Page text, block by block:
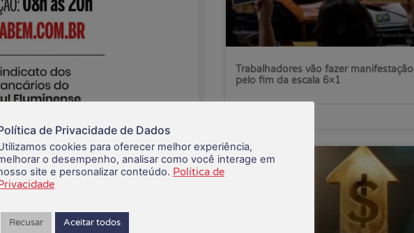
no próximo dia 21 de
de sua base territorial, que
Holding S/A e banco
Trabalhadores vão fazer manifestação
pelo fim da escala 6×1
de Privacidade de Dados
cookies para oferecer melhor experiência,
o desempenho, analisar como você interage em
site e personalizar conteúdo. Política de
Recusar Aceitar todos